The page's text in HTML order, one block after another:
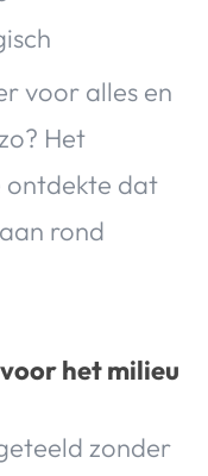
voor alles en
Het
ontdekte dat
rond
het milieu
zonder